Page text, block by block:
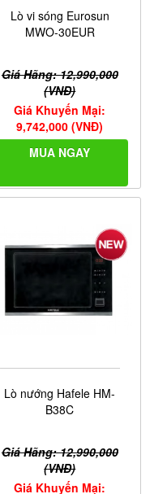
Lò vi sóng Eurosun
MWO-30EUR
Giá Hãng: 12,990,000
(VNĐ)
Giá Khuyến Mại:
9,742,000 (VNĐ)
MUA NGAY
Lò nướng Hafele HM-
B38C
Giá Hãng: 12,990,000
(VNĐ)
Giá Khuyến Mại: